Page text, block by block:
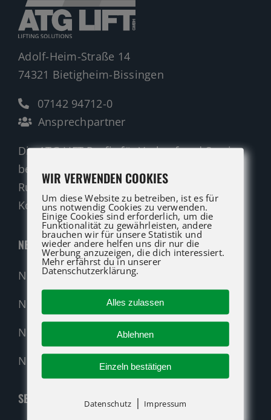
Adolf-Heim-Straße 14
74321 Bietigheim-Bissingen
07142 94712-0
Ansprechpartner
Die ATG LIFT Profis für Verkauf und Service
beraten Sie gerne.
Rufen Sie an oder nutzen Sie unser
Kontaktformular für eine Anfrage.
NEUMASCHINEN
Neumaschinen Übersicht
Neumaschinen Genie
Neumaschinen Merlo
Nehmen Sie Kontakt auf!
SERVICE
WIR VERWENDEN COOKIES
Um diese Website zu betreiben, ist es für
uns notwendig Cookies zu verwenden.
Einige Cookies sind erforderlich, um die
Funktionalität zu gewährleisten, andere
brauchen wir für unsere Statistik und
wieder andere helfen uns dir nur die
Werbung anzuzeigen, die dich interessiert.
Mehr erfährst du in unserer
Datenschutzerklärung.
Alles zulassen
Ablehnen
Einzeln bestätigen
Datenschutz | Impressum